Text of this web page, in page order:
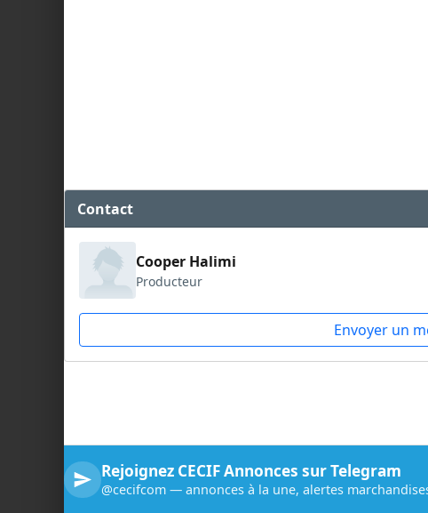
Contact
Cooper Halimi
Producteur
Envoyer un
Rejoignez CECIF Annonces sur Telegram
@cecifcom — annonces à la une, alertes